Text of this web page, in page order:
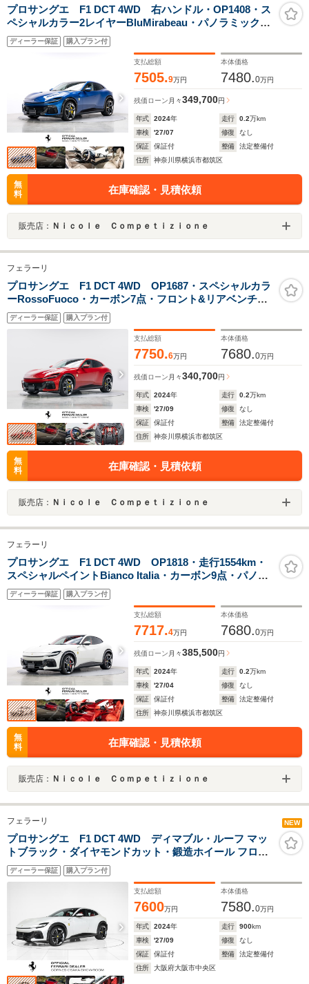
プロサングエ F1 DCT 4WD 右ハンドル・OP1408・ス
ペシャルカラー2レイヤーBluMirabeau・パノラミックガ
ラスルーフ・フロントリフター・LEDカーボンステアリ
ング・カーボンフロントスポイラー&リアディフューザー
ディーラー保証 購入プラン付
支払総額
7505.9万円
本体価格
7480.0万円
残価ローン 月々349,700円
年式 2024年 走行 0.2万km
車検
'27/07 修復
なし
保証
保証付 整備
法定整備付
住所
神奈川県横浜市都筑区
無
料
在庫確認・見積依頼
販売店： Ｎｉｃｏｌｅ Ｃｏｍｐｅｔｉｚｉｏｎｅ
フェラーリ
プロサングエ F1 DCT 4WD OP1687・スペシャルカラ
ーRossoFuoco・カーボン7点・フロント&リアベンチレ
ーションシート・パノラミックガラスルーフ・ヒーター
付カラードステアリングホイール・サスペンションリフ
ディーラー保証 購入プラン付
支払総額
7750.6万円
本体価格
7680.0万円
残価ローン 月々340,700円
年式 2024年 走行 0.2万km
車検
'27/09 修復
なし
保証
保証付 整備
法定整備付
住所
神奈川県横浜市都筑区
無
料
在庫確認・見積依頼
販売店： Ｎｉｃｏｌｅ Ｃｏｍｐｅｔｉｚｉｏｎｅ
フェラーリ
プロサングエ F1 DCT 4WD OP1818・走行1554km・
スペシャルペイントBianco Italia・カーボン9点・パノラ
ミックガラスルーフ・スペシャルデザインシート・鍛造
ホイールオービットグレー・レザーカーペット
ディーラー保証 購入プラン付
支払総額
7717.4万円
本体価格
7680.0万円
残価ローン 月々385,500円
年式 2024年 走行 0.2万km
車検
'27/04 修復
なし
保証
保証付 整備
法定整備付
住所
神奈川県横浜市都筑区
無
料
在庫確認・見積依頼
販売店： Ｎｉｃｏｌｅ Ｃｏｍｐｅｔｉｚｉｏｎｅ
フェラーリ NEW
プロサングエ F1 DCT 4WD ディマブル・ルーフ マッ
トブラック・ダイヤモンドカット・鍛造ホイール フロン
トシートマッサージ機能ベンチレーション
ディーラー保証 購入プラン付
支払総額
7600万円
本体価格
7580.0万円
年式 2024年 走行 900km
車検
'27/09 修復
なし
保証
保証付 整備
法定整備付
住所
大阪府大阪市中央区